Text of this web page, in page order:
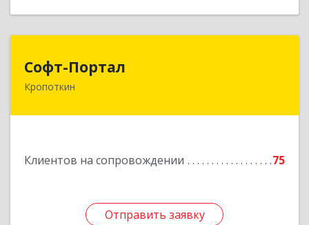
Софт-Портал
Кропоткин
Клиентов на сопровождении 75
Отправить заявку
352395, Краснодарский край, Кавказский р-н,
Отправить заявку